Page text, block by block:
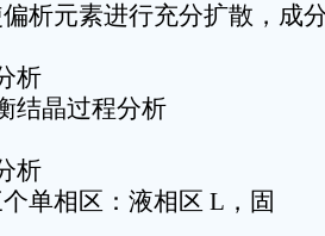
析元素进行充分扩散，成
析
结晶过程分析
析
单相区：液相区 L，固